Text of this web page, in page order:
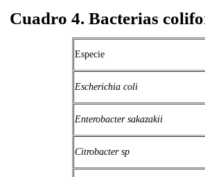
Cuadro 4. Bacterias
Especie
Escherichia coli
Enterobacter sakazakii
Citrobacter sp